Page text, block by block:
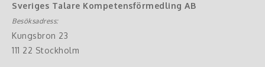
Sveriges Talare Kompetensförmedling AB
Besöksadress:
Kungsbron 23
111 22 Stockholm